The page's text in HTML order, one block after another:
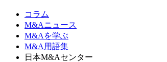
コラム
M&Aニュース
M&Aを学ぶ
M&A用語集
日本M&Aセンター